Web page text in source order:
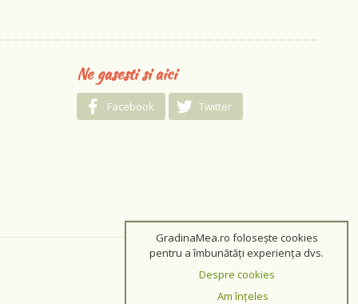
Ne gasesti si aici
Facebook Twitter
GradinaMea.ro folosește cookies
pentru a îmbunătăți experiența dvs.
Despre cookies
Am înțeles